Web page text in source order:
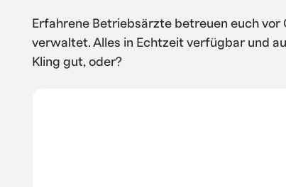
Erfahrene Betriebsärzte betreuen euch
verwaltet. Alles in Echtzeit verfügbar und
Kling gut, oder?